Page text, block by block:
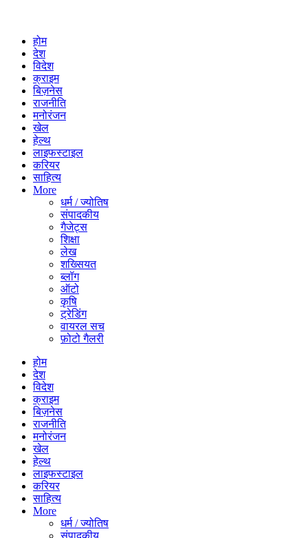
होम
देश
विदेश
क्राइम
बिज़नेस
राजनीति
मनोरंजन
खेल
हेल्थ
लाइफस्टाइल
करियर
साहित्य
More
धर्म / ज्योतिष
संपादकीय
गैजेट्स
शिक्षा
लेख
शख्सियत
ब्लॉग
ऑटो
कृषि
ट्रेडिंग
वायरल सच
फ़ोटो गैलरी
होम
देश
विदेश
क्राइम
बिज़नेस
राजनीति
मनोरंजन
खेल
हेल्थ
लाइफस्टाइल
करियर
साहित्य
More
धर्म / ज्योतिष
संपादकीय